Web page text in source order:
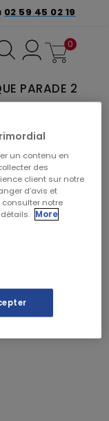
02 59 45 02 19
0
PARADE 2
un contenu en
des
client sur notre
d’avis et
consulter notre
More